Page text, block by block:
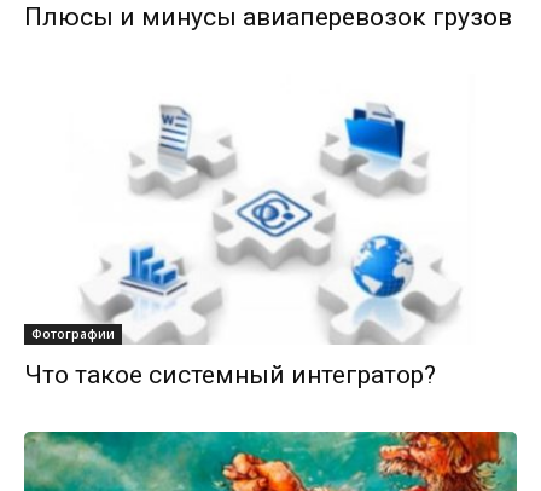
Плюсы и минусы авиаперевозок грузов
Фотографии
Что такое системный интегратор?